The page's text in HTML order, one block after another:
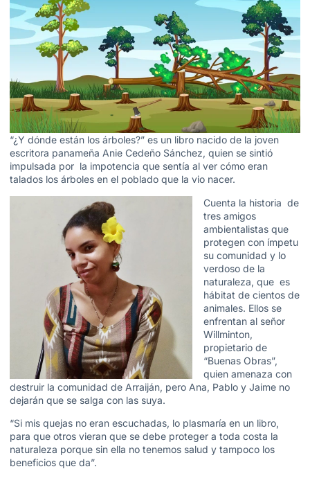
“¿Y dónde están los árboles?” es un libro nacido de la joven
escritora panameña Anie Cedeño Sánchez, quien se sintió
impulsada por la impotencia que sentía al ver cómo eran
talados los árboles en el poblado que la vio nacer.
Cuenta la historia de
tres amigos
ambientalistas que
protegen con ímpetu
su comunidad y lo
verdoso de la
naturaleza, que es
hábitat de cientos de
animales. Ellos se
enfrentan al señor
Willminton,
propietario de
“Buenas Obras”,
quien amenaza con
destruir la comunidad de Arraiján, pero Ana, Pablo y Jaime no
dejarán que se salga con las suya.
“Si mis quejas no eran escuchadas, lo plasmaría en un libro,
para que otros vieran que se debe proteger a toda costa la
naturaleza porque sin ella no tenemos salud y tampoco los
beneficios que da”.